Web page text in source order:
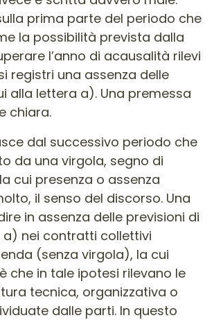
prima parte del periodo che
la possibilità prevista dalla
l’anno di acausalità rilevi
registri una assenza delle
alla lettera a). Una premessa
chiara.
dal successivo periodo che
da una virgola, segno di
cui presenza o assenza
il senso del discorso. Una
in assenza delle previsioni di
a) nei contratti collettivi
(senza virgola), la cui
che in tale ipotesi rilevano le
tecnica, organizzativa o
dalle parti. In questo